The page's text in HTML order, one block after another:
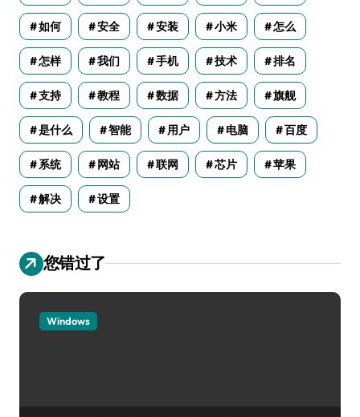
如何 安全 安装 小米 怎么
怎样 我们 手机 技术 排名
支持 教程 数据 方法 旗舰
是什么 智能 用户 电脑 百度
系统 网站 联网 芯片 苹果
解决 设置
您错过了
Windows